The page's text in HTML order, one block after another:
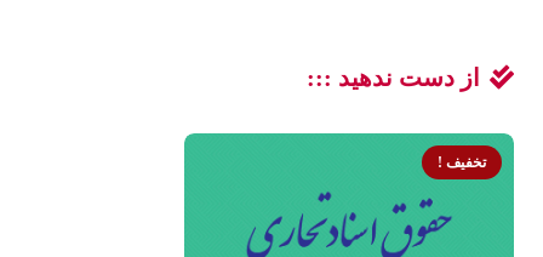
از دست ندهید :::
تخفیف !